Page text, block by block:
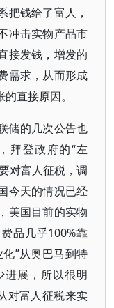
把钱给了富人，
冲击实物产品市
接发钱，增发的
需求，从而形成
直接原因。
储的几次公告也
拜登政府的“左
对富人征税，调
今天的情况已经
美国目前的实物
品几乎100%靠
”从奥巴马到特
展，所以很明
对富人征税来实